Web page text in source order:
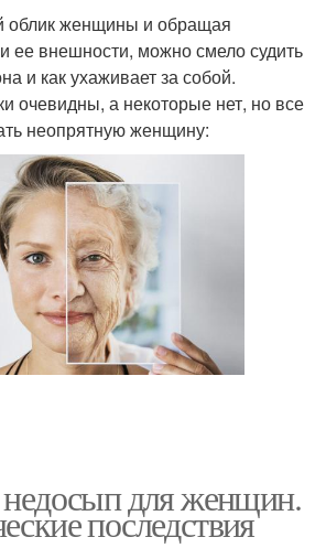
облик женщины и обращая
ее внешности, можно смело судить
и как ухаживает за собой.
очевидны, а некоторые нет, но все
неопрятную женщину:
для женщин.
последствия